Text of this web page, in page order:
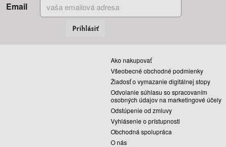
Email
Prihlásiť
Ako nakupovať
Všeobecné obchodné podmienky
Žiadosť o vymazanie digitálnej stopy
Odvolanie súhlasu so spracovaním
osobných údajov na marketingové účely
Odstúpenie od zmluvy
Vyhlásenie o prístupnosti
Obchodná spolupráca
O nás